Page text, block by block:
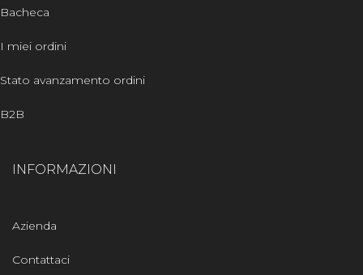
Bacheca
I miei ordini
Stato avanzamento ordini
B2B
INFORMAZIONI
Azienda
Contattaci